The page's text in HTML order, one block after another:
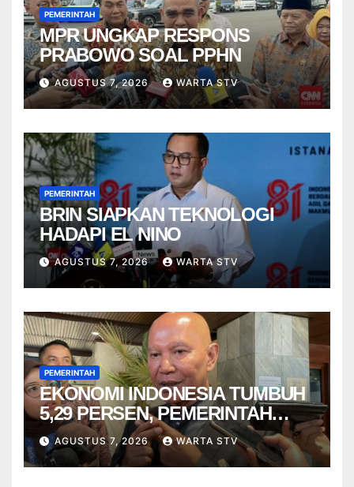
PEMERINTAH
MPR UNGKAP RESPONS
PRABOWO SOAL PPHN
AGUSTUS 7, 2026 WARTA STV
PEMERINTAH
BRIN SIAPKAN TEKNOLOGI
HADAPI EL NINO
AGUSTUS 7, 2026 WARTA STV
PEMERINTAH
EKONOMI INDONESIA TUMBUH
5,29 PERSEN, PEMERINTAH
DIMINTA TAK CEPAT PUAS
AGUSTUS 7, 2026 WARTA STV